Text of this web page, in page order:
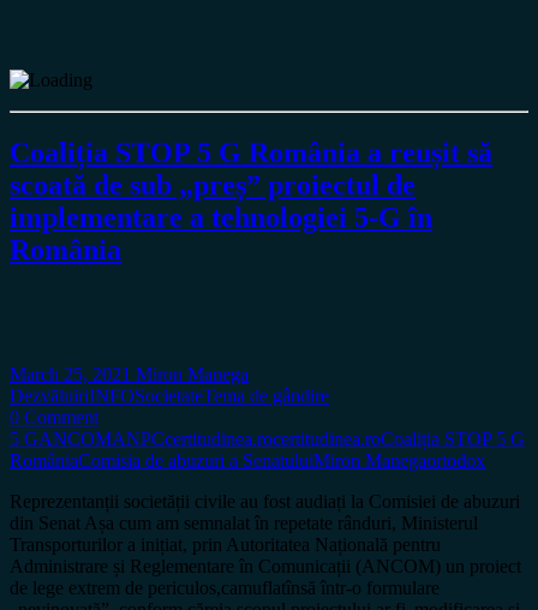
Coaliția STOP 5 G România a reușit să
scoată de sub „preș” proiectul de
implementare a tehnologiei 5-G în
România
March 25, 2021 Miron Manega
DezvăluiriINFOSocietateTema de gândire
0 Comment
5 GANCOMANPCcertitudinea.rocertitudinea.roCoaliția STOP 5 G
RomâniaComisia de abuzuri a SenatuluiMiron Manegaortodox
Reprezentanții societății civile au fost audiați la Comisiei de abuzuri
din Senat Așa cum am semnalat în repetate rânduri, Ministerul
Transporturilor a inițiat, prin Autoritatea Națională pentru
Administrare și Reglementare în Comunicații (ANCOM) un proiect
de lege extrem de periculos,camuflatînsă într-o formulare